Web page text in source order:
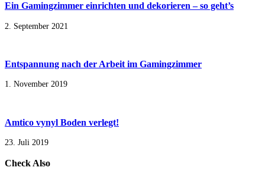
Ein Gamingzimmer einrichten und dekorieren – so geht’s
2. September 2021
Entspannung nach der Arbeit im Gamingzimmer
1. November 2019
Amtico vynyl Boden verlegt!
23. Juli 2019
Check Also